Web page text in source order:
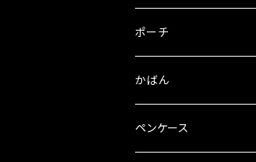
ピンバッチ
ブックカバー
ピアス
イヤリング
ポーチ
かばん
ペンケース